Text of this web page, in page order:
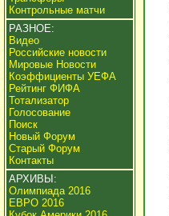
Контрольные матчи
РАЗНОЕ:
Видео
Российские новости
Мировые Новости
Коэффициенты УЕФА
Рейтинг ФИФА
Тотализатор
Голосование
Поиск
Новый Форум
Старый Форум
Контакты
АРХИВЫ:
Олимпиада 2016
ЕВРО 2016